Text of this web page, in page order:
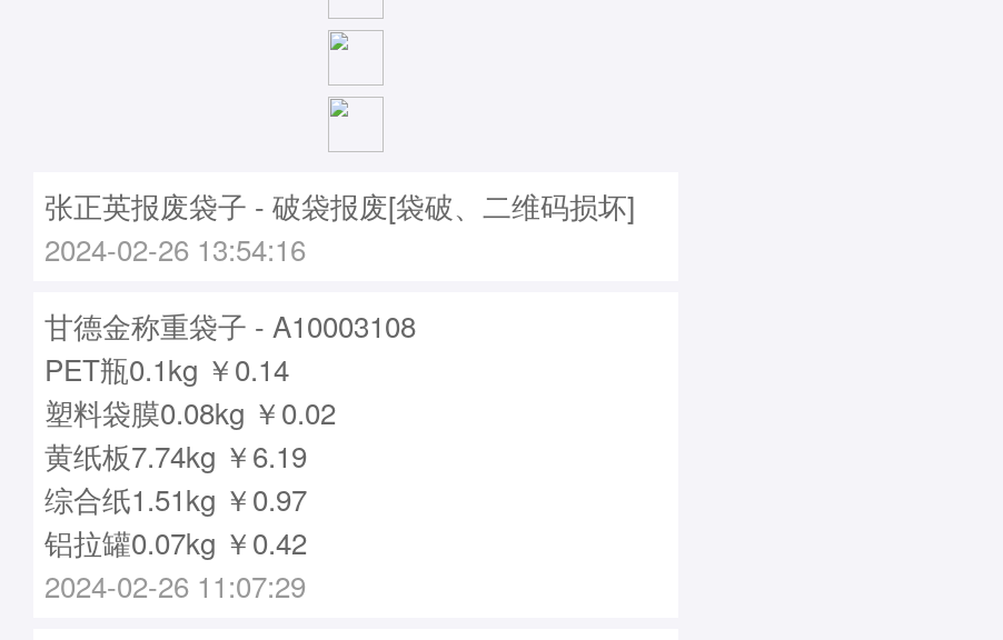
张正英报废袋子 - 破袋报废[袋破、二维码损坏]
2024-02-26 13:54:16
甘德金称重袋子 - A10003108
PET瓶0.1kg ￥0.14
塑料袋膜0.08kg ￥0.02
黄纸板7.74kg ￥6.19
综合纸1.51kg ￥0.97
铝拉罐0.07kg ￥0.42
2024-02-26 11:07:29